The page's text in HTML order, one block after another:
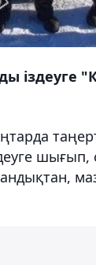
іздеуге
шығып,